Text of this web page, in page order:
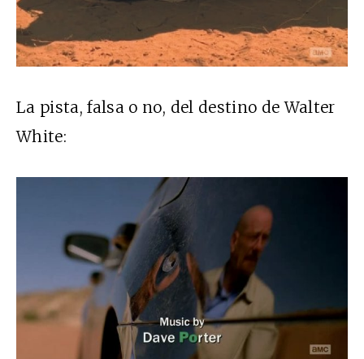
La pista, falsa o no, del destino de Walter
White: